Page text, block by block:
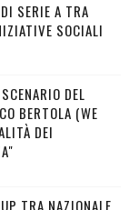
SERIE A TRA
SOCIALI
DEL
BERTOLA (WE
DEI
TRA NAZIONALE